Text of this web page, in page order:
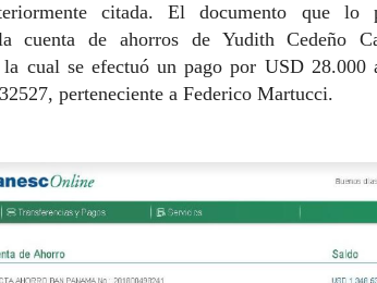
citada. El documento que
cuenta de ahorros de Yudith Cedeño
la cual se efectuó un pago por USD
perteneciente a Federico Martucci.